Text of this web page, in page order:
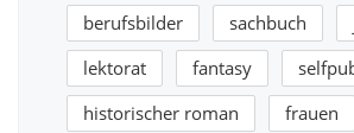
berufsbilder
sachbuch
lektorat
fantasy
historischer roman
frauen